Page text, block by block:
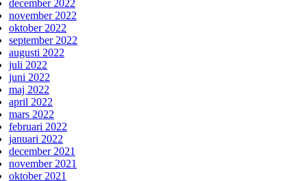
december 2022
november 2022
oktober 2022
september 2022
augusti 2022
juli 2022
juni 2022
maj 2022
april 2022
mars 2022
februari 2022
januari 2022
december 2021
november 2021
oktober 2021